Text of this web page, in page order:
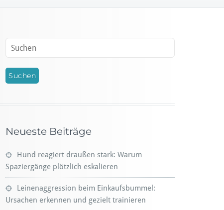
Neueste Beiträge
Hund reagiert draußen stark: Warum
Spaziergänge plötzlich eskalieren
Leinenaggression beim Einkaufsbummel:
Ursachen erkennen und gezielt trainieren